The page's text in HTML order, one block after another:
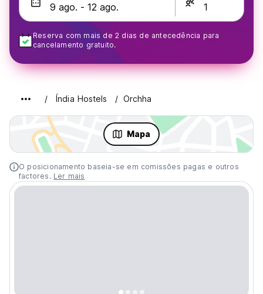
Reserva com mais de 2 dias de antecedência para
cancelamento gratuito.
Índia Hostels Orchha
Mapa
O posicionamento baseia-se em comissões pagas e outros
factores. Ler mais